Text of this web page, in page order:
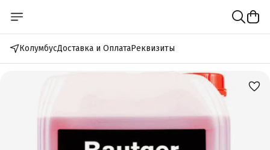
КолумбусДоставка и ОплатаРеквизиты